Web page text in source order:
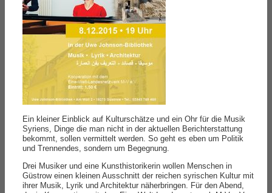
Ein kleiner Einblick auf Kulturschätze und ein Ohr für die Musik
Syriens, Dinge die man nicht in der aktuellen Berichterstattung
bekommt, sollen vermittelt werden. So geht es eben um Politik
und Trennendes, sondern um Begegnung.
Drei Musiker und eine Kunsthistorikerin wollen Menschen in
Güstrow einen kleinen Ausschnitt der reichen syrischen Kultur mit
ihrer Musik, Lyrik und Architektur näherbringen. Für den Abend,